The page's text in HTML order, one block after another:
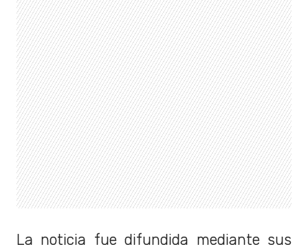
La noticia fue difundida mediante sus